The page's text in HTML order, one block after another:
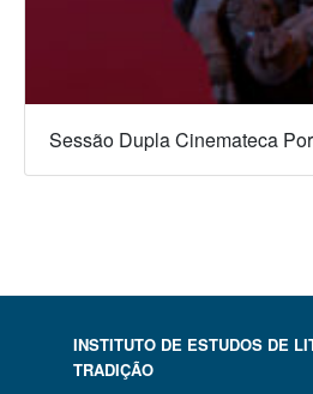
Sessão Dupla Cinemateca
INSTITUTO DE ESTUDOS DE
TRADIÇÃO